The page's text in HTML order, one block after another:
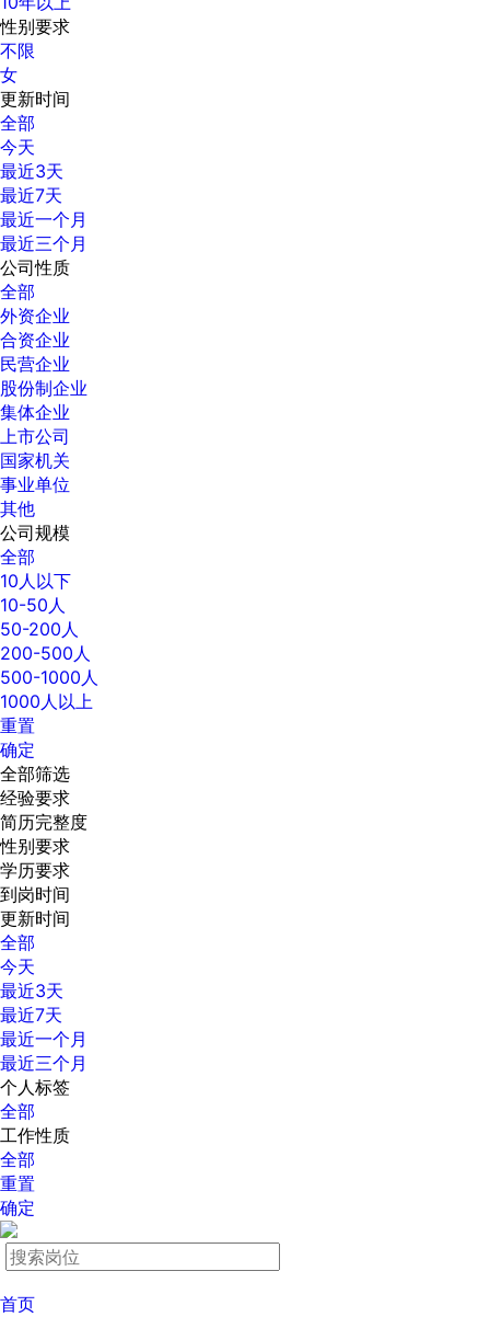
性别要求
不限
女
更新时间
全部
今天
最近3天
最近7天
最近一个月
最近三个月
公司性质
全部
外资企业
合资企业
民营企业
股份制企业
集体企业
上市公司
国家机关
事业单位
其他
公司规模
全部
10人以下
10-50人
50-200人
200-500人
500-1000人
1000人以上
重置
确定
全部筛选
经验要求
简历完整度
性别要求
学历要求
到岗时间
更新时间
全部
今天
最近3天
最近7天
最近一个月
最近三个月
个人标签
全部
工作性质
全部
重置
确定
首页